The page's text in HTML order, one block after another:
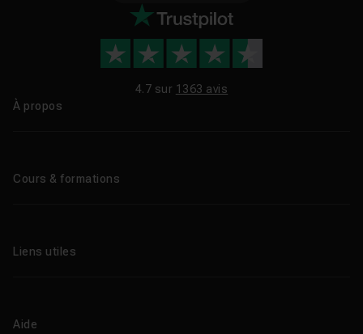
4.7 sur 1363 avis
À propos
Cours & formations
Formations certifiantes
Promos
Liens utiles
Aide